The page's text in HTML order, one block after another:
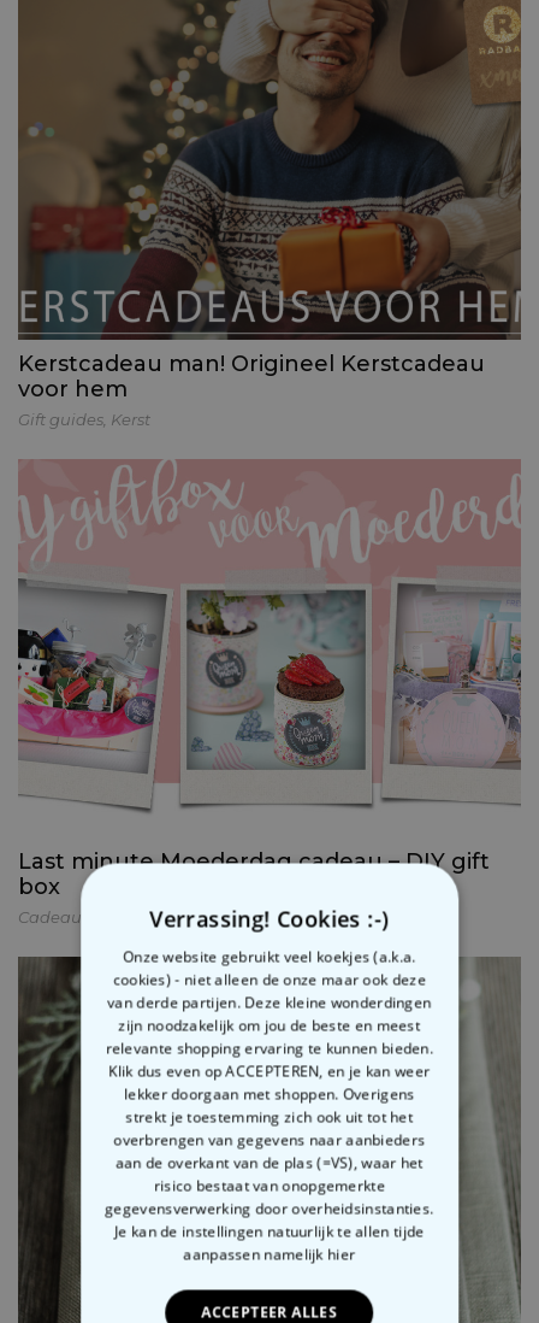
Kerstcadeau man! Origineel Kerstcadeau
voor hem
Gift guides Kerst
Last minute Moederdag cadeau – DIY gift
box
Cadeaus inpakken,DIY,Moederdag
Verrassing! Cookies :-)
Onze website gebruikt veel koekjes (a.k.a.
cookies) - niet alleen de onze maar ook deze
van derde partijen. Deze kleine wonderdingen
zijn noodzakelijk om jou de beste en meest
relevante shopping ervaring te kunnen bieden.
Klik dus even op ACCEPTEREN, en je kan weer
lekker doorgaan met shoppen. Overigens
strekt je toestemming zich ook uit tot het
overbrengen van gegevens naar aanbieders
aan de overkant van de plas (=VS), waar het
risico bestaat van onopgemerkte
gegevensverwerking door overheidsinstanties.
Je kan de instellingen natuurlijk te allen tijde
aanpassen namelijk hier
ACCEPTEER ALLES